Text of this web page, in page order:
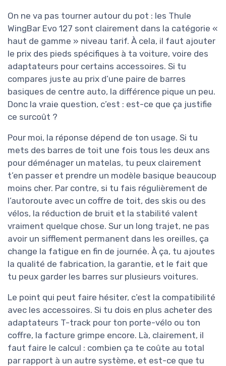
On ne va pas tourner autour du pot : les Thule
WingBar Evo 127 sont clairement dans la catégorie «
haut de gamme » niveau tarif. À cela, il faut ajouter
le prix des pieds spécifiques à ta voiture, voire des
adaptateurs pour certains accessoires. Si tu
compares juste au prix d’une paire de barres
basiques de centre auto, la différence pique un peu.
Donc la vraie question, c’est : est-ce que ça justifie
ce surcoût ?
Pour moi, la réponse dépend de ton usage. Si tu
mets des barres de toit une fois tous les deux ans
pour déménager un matelas, tu peux clairement
t’en passer et prendre un modèle basique beaucoup
moins cher. Par contre, si tu fais régulièrement de
l’autoroute avec un coffre de toit, des skis ou des
vélos, la réduction de bruit et la stabilité valent
vraiment quelque chose. Sur un long trajet, ne pas
avoir un sifflement permanent dans les oreilles, ça
change la fatigue en fin de journée. À ça, tu ajoutes
la qualité de fabrication, la garantie, et le fait que
tu peux garder les barres sur plusieurs voitures.
Le point qui peut faire hésiter, c’est la compatibilité
avec les accessoires. Si tu dois en plus acheter des
adaptateurs T-track pour ton porte-vélo ou ton
coffre, la facture grimpe encore. Là, clairement, il
faut faire le calcul : combien ça te coûte au total
par rapport à un autre système, et est-ce que tu